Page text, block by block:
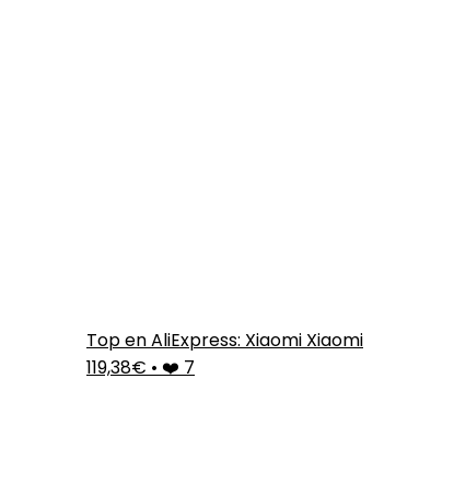
Top en AliExpress: Xiaomi Xiaomi
119,38€ • ❤️ 7